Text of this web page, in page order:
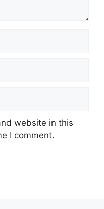
website in this
I comment.